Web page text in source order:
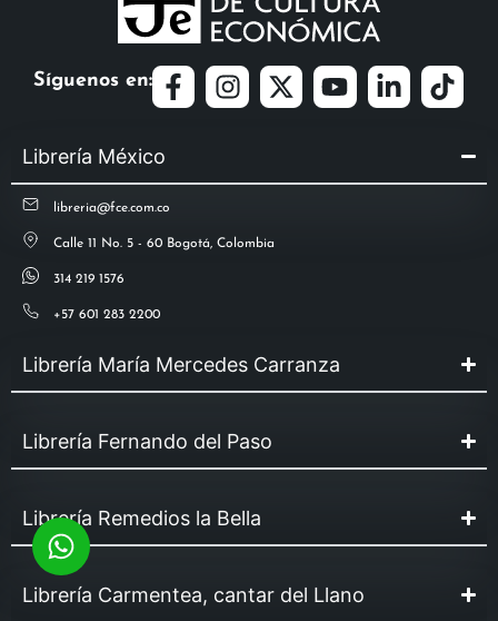
Síguenos en:
Librería México
libreria@fce.com.co
Calle 11 No. 5 - 60 Bogotá, Colombia
314 219 1576
+57 601 283 2200
Librería María Mercedes Carranza
Librería Fernando del Paso
Librería Remedios la Bella
Librería Carmentea, cantar del Llano